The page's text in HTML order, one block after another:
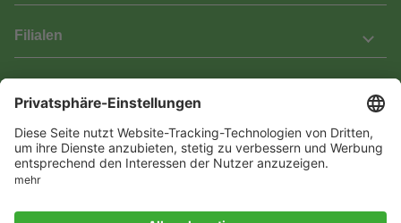
Filialen
Barrierefreiheit
Wir bemühen uns, unsere Website barrierefrei zu gestalten.
Einige Inhalte und Funktionen sind derzeit jedoch noch nicht
vollständig zugänglich. Wenn Sie auf Barrieren stoßen oder Hilfe
benötigen, kontaktieren Sie uns bitte unter service[at]knutzen.de.
Vertrag widerrufen
© 2026 Das Laminat & Parketthaus GmbH